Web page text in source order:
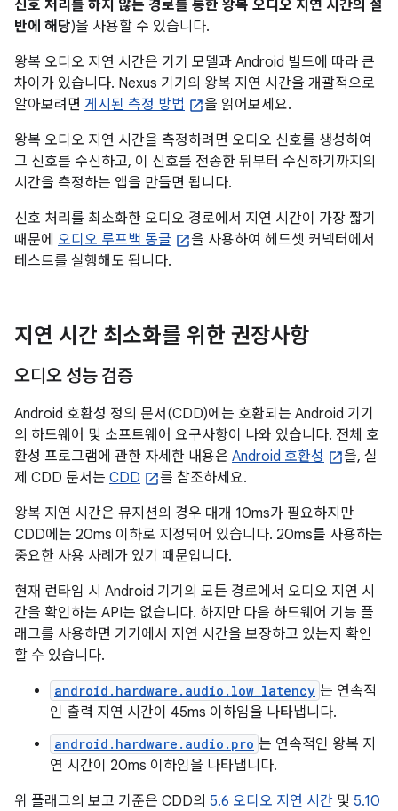
신호 처리를 하지 않는 경로를 통한 왕복 오디오 지연 시간의 절
반에 해당)을 사용할 수 있습니다.
왕복 오디오 지연 시간은 기기 모델과 Android 빌드에 따라 큰
차이가 있습니다. Nexus 기기의 왕복 지연 시간을 개괄적으로
알아보려면 게시된 측정 방법
을 읽어보세요.
왕복 오디오 지연 시간을 측정하려면 오디오 신호를 생성하여
그 신호를 수신하고, 이 신호를 전송한 뒤부터 수신하기까지의
시간을 측정하는 앱을 만들면 됩니다.
신호 처리를 최소화한 오디오 경로에서 지연 시간이 가장 짧기
때문에 오디오 루프백 동글
을 사용하여 헤드셋 커넥터에서
테스트를 실행해도 됩니다.
지연 시간 최소화를 위한 권장사항
오디오 성능 검증
Android 호환성 정의 문서(CDD)에는 호환되는 Android 기기
의 하드웨어 및 소프트웨어 요구사항이 나와 있습니다. 전체 호
환성 프로그램에 관한 자세한 내용은 Android 호환성
을, 실
제 CDD 문서는 CDD
를 참조하세요.
왕복 지연 시간은 뮤지션의 경우 대개 10ms가 필요하지만
CDD에는 20ms 이하로 지정되어 있습니다. 20ms를 사용하는
중요한 사용 사례가 있기 때문입니다.
현재 런타임 시 Android 기기의 모든 경로에서 오디오 지연 시
간을 확인하는 API는 없습니다. 하지만 다음 하드웨어 기능 플
래그를 사용하면 기기에서 지연 시간을 보장하고 있는지 확인
할 수 있습니다.
android.hardware.audio.low_latency 는 연속적
인 출력 지연 시간이 45ms 이하임을 나타냅니다.
android.hardware.audio.pro 는 연속적인 왕복 지
연 시간이 20ms 이하임을 나타냅니다.
위 플래그의 보고 기준은 CDD의 5.6 오디오 지연 시간 및 5.10